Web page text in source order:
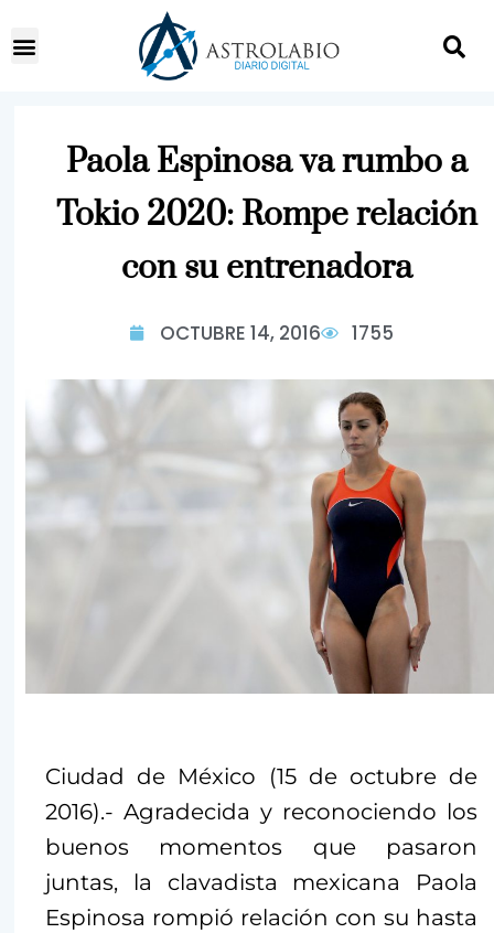
Paola Espinosa va rumbo a
Tokio 2020: Rompe relación
con su entrenadora
OCTUBRE 14, 2016 1755
Ciudad de México (15 de octubre de
2016).- Agradecida y reconociendo los
buenos momentos que pasaron
juntas, la clavadista mexicana Paola
Espinosa rompió relación con su hasta